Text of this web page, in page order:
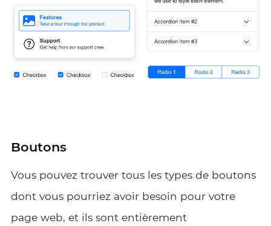
Boutons
Vous pouvez trouver tous les types de boutons
dont vous pourriez avoir besoin pour votre
page web, et ils sont entièrement